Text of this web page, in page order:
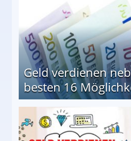
Geld verdienen
besten 16